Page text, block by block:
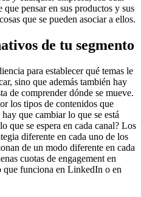
pensar en sus productos y sus
que se pueden asociar a ellos.
de tu segmento
para establecer qué temas le
sino que además también hay
de comprender dónde se mueve.
los tipos de contenidos que
que cambiar lo que se está
que se espera en cada canal? Los
diferente en cada uno de los
de un modo diferente en cada
cuotas de engagement en
funciona en LinkedIn o en